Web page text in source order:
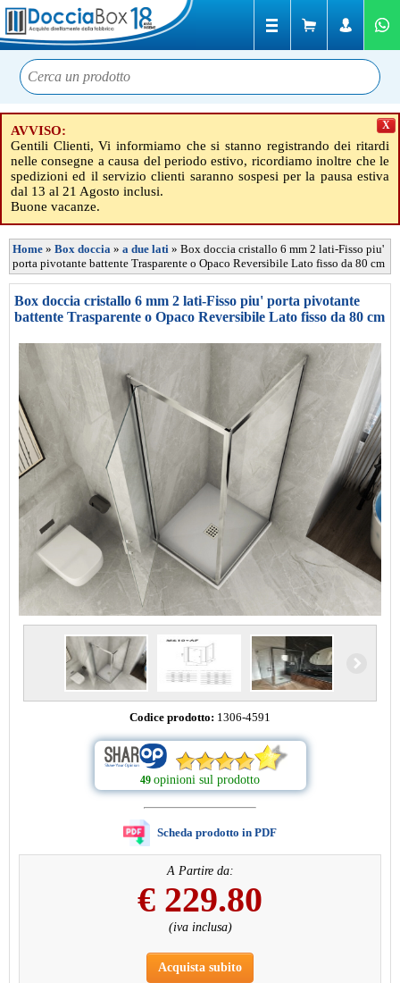
AVVISO:
Gentili Clienti, Vi informiamo che si stanno registrando dei ritardi
nelle consegne a causa del periodo estivo, ricordiamo inoltre che le
spedizioni ed il servizio clienti saranno sospesi per la pausa estiva
dal 13 al 21 Agosto inclusi.
Buone vacanze.
X
Home » Box doccia » a due lati » Box doccia cristallo 6 mm 2 lati-Fisso piu'
porta pivotante battente Trasparente o Opaco Reversibile Lato fisso da 80 cm
Box doccia cristallo 6 mm 2 lati-Fisso piu' porta pivotante
battente Trasparente o Opaco Reversibile Lato fisso da 80 cm
Codice prodotto: 1306-4591
49 opinioni sul prodotto
Scheda prodotto in PDF
A Partire da:
€ 229.80
(iva inclusa)
Acquista subito